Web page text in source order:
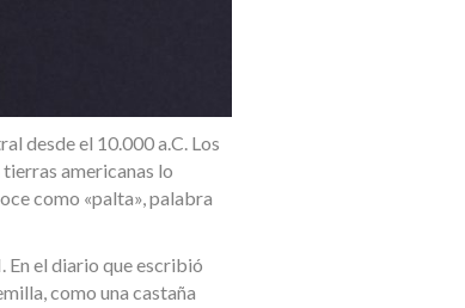
desde el 10.000 a.C. Los
americanas lo
como «palta», palabra
En el diario que escribió
como una castaña